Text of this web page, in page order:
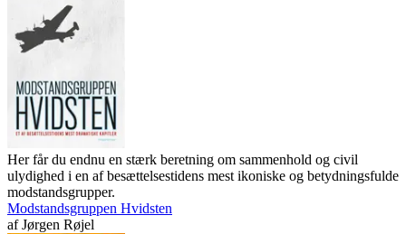
Her får du endnu en stærk beretning om sammenhold og civil
ulydighed i en af besættelsestidens mest ikoniske og betydningsfulde
modstandsgrupper.
Modstandsgruppen Hvidsten
afJørgen Røjel